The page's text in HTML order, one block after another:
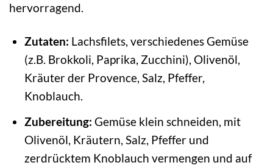
hervorragend.
Zutaten: Lachsfilets, verschiedenes Gemüse
(z.B. Brokkoli, Paprika, Zucchini), Olivenöl,
Kräuter der Provence, Salz, Pfeffer,
Knoblauch.
Zubereitung: Gemüse klein schneiden, mit
Olivenöl, Kräutern, Salz, Pfeffer und
zerdrücktem Knoblauch vermengen und auf